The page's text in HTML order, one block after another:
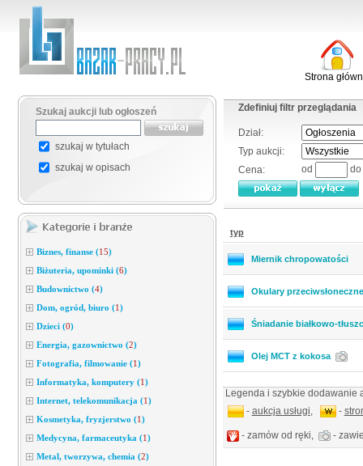
Strona
Szukaj aukcji lub ogłoszeń
szukaj w tytułach
szukaj w opisach
Biznes, finanse (15)
Biżuteria, upominki (6)
Budownictwo (4)
Dom, ogród, biuro (1)
Dzieci (0)
Energia, gazownictwo (2)
Fotografia, filmowanie (1)
Informatyka, komputery (1)
Internet, telekomunikacja (1)
Kosmetyka, fryzjerstwo (1)
Medycyna, farmaceutyka (1)
Metal, tworzywa, chemia (2)
Zdefiniuj filtr przeglądania
Dział:
Typ aukcji:
Cena:
od
typ
Miernik chropowatości
Okulary
Śniadanie białkowo-
Olej MCT z kokosa
Legenda i szybkie dodawanie
- aukcja usługi, -
- zamów od ręki, -